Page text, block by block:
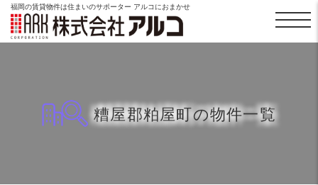
福岡の賃貸物件は住まいのサポーター アルコにおまかせ
糟屋郡粕屋町の物件一覧